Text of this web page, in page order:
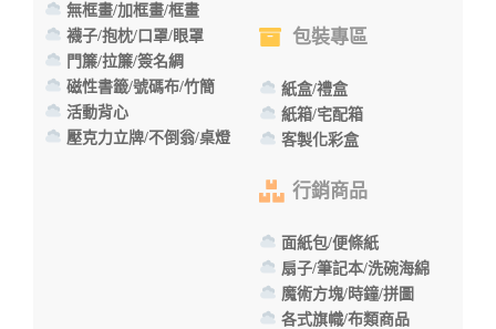
無框畫/加框畫/框畫
襪子/抱枕/口罩/眼罩
門簾/拉簾/簽名綢
磁性書籤/號碼布/竹簡
活動背心
壓克力立牌/不倒翁/桌燈
包裝專區
紙盒/禮盒
紙箱/宅配箱
客製化彩盒
行銷商品
面紙包/便條紙
扇子/筆記本/洗碗海綿
魔術方塊/時鐘/拼圖
各式旗幟/布類商品